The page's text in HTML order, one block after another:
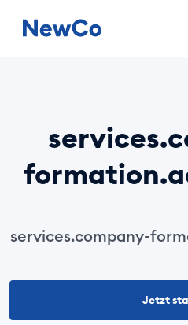
services.company-
Jetzt